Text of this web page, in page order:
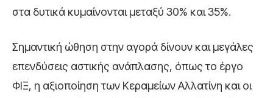
στα δυτικά κυμαίνονται μεταξύ 30% και 35%.
Σημαντική ώθηση στην αγορά δίνουν και μεγάλες
επενδύσεις αστικής ανάπλασης, όπως το έργο
ΦΙΞ, η αξιοποίηση των Κεραμείων Αλλατίνη και οι